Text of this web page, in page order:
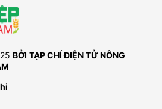
BỞI TẠP CHÍ ĐIỆN TỬ NÔNG